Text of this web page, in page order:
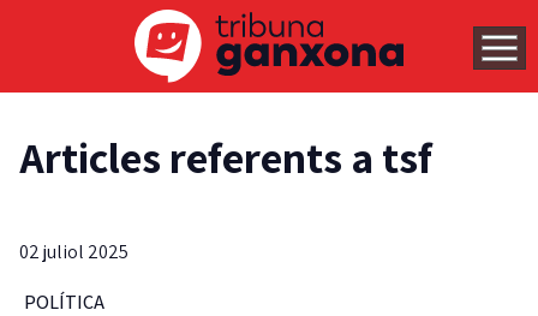
Articles referents a tsf
02 juliol 2025
POLÍTICA